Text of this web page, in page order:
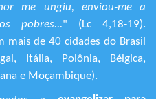
me ungiu, enviou-me a
pobres..." (Lc 4,18-19).
de 40 cidades do Brasil
Itália, Polônia, Bélgica,
e Moçambique).